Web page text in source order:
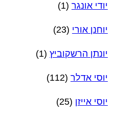
יודי אונגר (1)
יוחנן אורי (23)
יונתן הרשקוביץ (1)
יוסי אדלר (112)
יוסי אייזן (25)